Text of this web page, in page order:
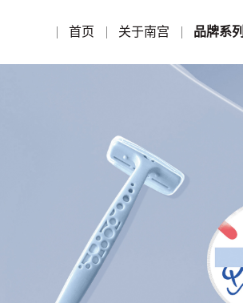
首页 关于南宫 品牌系列